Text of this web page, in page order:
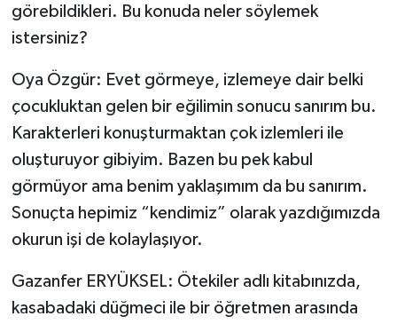
görebildikleri. Bu konuda neler söylemek
istersiniz?
Oya Özgür: Evet görmeye, izlemeye dair belki
çocukluktan gelen bir eğilimin sonucu sanırım bu.
Karakterleri konuşturmaktan çok izlemleri ile
oluşturuyor gibiyim. Bazen bu pek kabul
görmüyor ama benim yaklaşımım da bu sanırım.
Sonuçta hepimiz “kendimiz” olarak yazdığımızda
okurun işi de kolaylaşıyor.
Gazanfer ERYÜKSEL: Ötekiler adlı kitabınızda,
kasabadaki düğmeci ile bir öğretmen arasında